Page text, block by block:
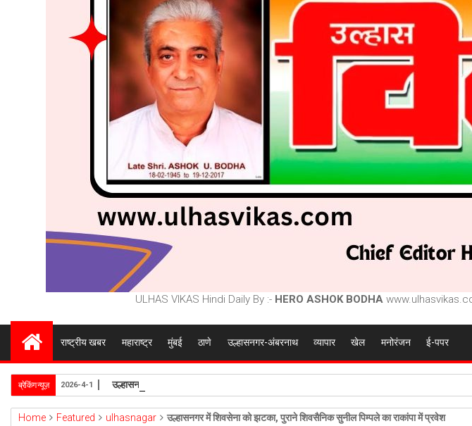
ULHAS VIKAS Hindi Daily By :- HERO ASHOK BODHA
राष्ट्रीय खबर महाराष्ट्र मुंबई ठाणे उल्हासनगर-अंबरनाथ व्यापार खेल मनोरंजन ई-पपर
ब्रेकिंग न्यूज़ उल्हासनगर-5 में भी मनपा की ओर से स्विमिंग पुल सुविधा हो- शेरी लुंड
2026-4-1
Home Featured ulhasnagar उल्हासनगर में शिवसेना को झटका, पुराने शिवसैनिक सुनील पिम्पले का राकांपा में प्रवेश